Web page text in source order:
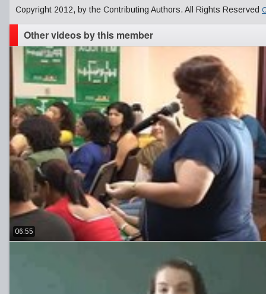
Copyright 2012, by the Contributing Authors. All Rights Reserved
Other videos by this member
06:55